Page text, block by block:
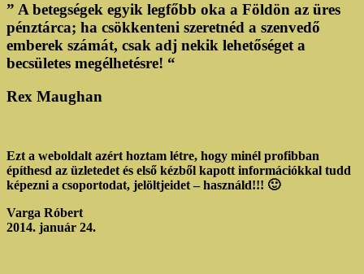
” A betegségek egyik legfőbb oka a Földön az üres
pénztárca; ha csökkenteni szeretnéd a szenvedő
emberek számát, csak adj nekik lehetőséget a
becsületes megélhetésre! “
Rex Maughan
Ezt a weboldalt azért hoztam létre, hogy minél profibban
építhesd az üzletedet és első kézből kapott információkkal tudd
képezni a csoportodat, jelöltjeidet – használd!!! 🙂
Varga Róbert
2014. január 24.